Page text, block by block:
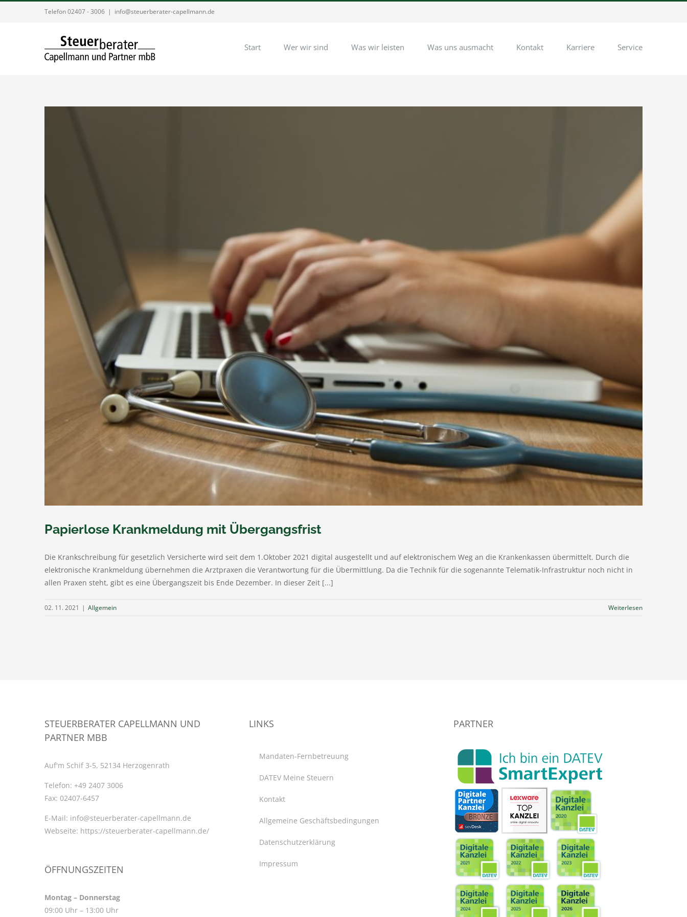
Telefon 02407 - 3006 | info@steuerberater-capellmann.de
Start Wer wir sind Was wir leisten Was uns ausmacht Kontakt Karriere Service
Papierlose Krankmeldung mit Übergangsfrist
Die Krankschreibung für gesetzlich Versicherte wird seit dem 1.Oktober 2021 digital ausgestellt und auf elektronischem Weg an die Krankenkassen übermittelt. Durch die
elektronische Krankmeldung übernehmen die Arztpraxen die Verantwortung für die Übermittlung. Da die Technik für die sogenannte Telematik-Infrastruktur noch nicht in
allen Praxen steht, gibt es eine Übergangszeit bis Ende Dezember. In dieser Zeit [...]
02. 11. 2021 | Allgemein Weiterlesen
STEUERBERATER CAPELLMANN UND
PARTNER MBB
Auf'm Schif 3-5, 52134 Herzogenrath
Telefon: +49 2407 3006
Fax: 02407-6457
E-Mail: info@steuerberater-capellmann.de
Webseite: https://steuerberater-capellmann.de/
ÖFFNUNGSZEITEN
Montag – Donnerstag
09:00 Uhr – 13:00 Uhr
LINKS
Mandaten-Fernbetreuung
DATEV Meine Steuern
Kontakt
Allgemeine Geschäftsbedingungen
Datenschutzerklärung
Impressum
PARTNER